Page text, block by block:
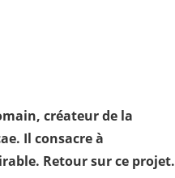
créateur de la
Il consacre à
Retour sur ce projet.